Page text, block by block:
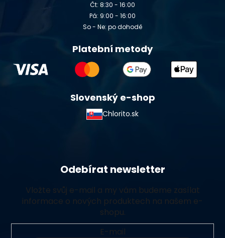
Čt: 8:30 - 16:00
Pá: 9:00 - 16:00
So - Ne: po dohodě
Platební metody
Slovenský e-shop
Chlorito.sk
Odebírat newsletter
Vložte svůj e-mail a my vám budeme zasílat
informace o nových produktech na našem e-
shopu.
E-mail